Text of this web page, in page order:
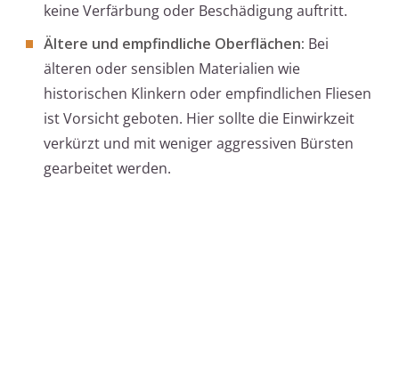
keine Verfärbung oder Beschädigung auftritt.
Ältere und empfindliche Oberflächen: Bei
älteren oder sensiblen Materialien wie
historischen Klinkern oder empfindlichen Fliesen
ist Vorsicht geboten. Hier sollte die Einwirkzeit
verkürzt und mit weniger aggressiven Bürsten
gearbeitet werden.